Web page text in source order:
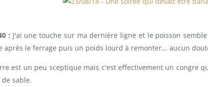
: J'ai une touche sur ma dernière ligne et le poisson
après le ferrage puis un poids lourd à remonter... aucun
est un peu sceptique mais c'est effectivement un congre
de sable.